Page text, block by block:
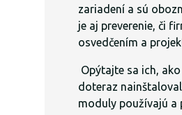
zariadení a sú
je aj preverenie, či
osvedčením a
Opýtajte sa ich,
doteraz
moduly používajú a